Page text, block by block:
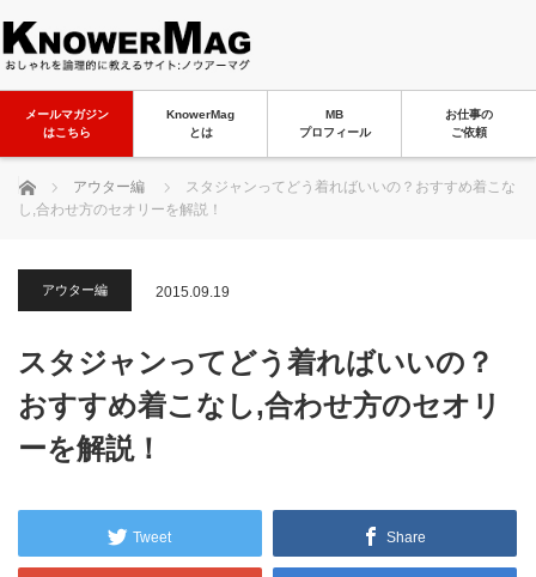
メールマガジン
はこちら
KnowerMag
とは
MB
プロフィール
お仕事の
ご依頼
ホーム アウター編
スタジャンってどう着ればいいの？おすすめ着こな
し,合わせ方のセオリーを解説！
アウター編 2015.09.19
スタジャンってどう着ればいいの？
おすすめ着こなし,合わせ方のセオリ
ーを解説！
Tweet Share